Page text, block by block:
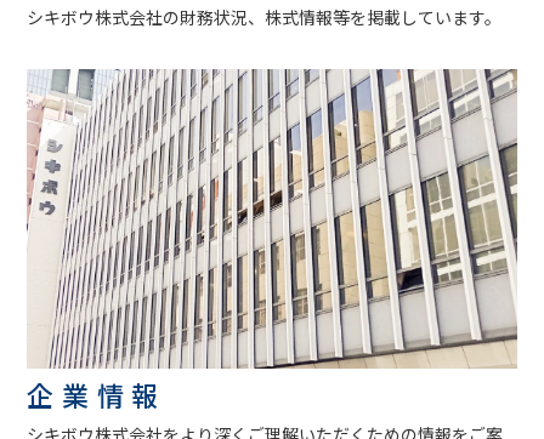
シキボウ株式会社の財務状況、株式情報等を掲載しています。
企業情報
シキボウ株式会社をより深くご理解いただくための情報をご案